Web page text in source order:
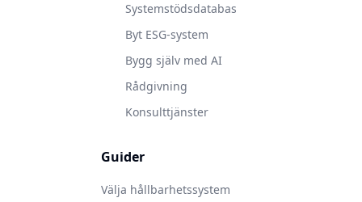
Systemstödsdatabas
Byt ESG-system
Bygg själv med AI
Rådgivning
Konsulttjänster
Guider
Välja hållbarhetssystem